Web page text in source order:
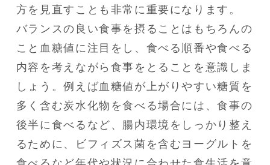
方を見直すことも非常に重要になります。
バランスの良い食事を摂ることはもちろんの
こと血糖値に注目をし、食べる順番や食べる
内容を考えながら食事をとることを意識しま
しょう。例えば血糖値が上がりやすい糖質を
多く含む炭水化物を食べる場合には、食事の
後半に食べるなど、腸内環境をしっかり整え
るために、ビフィズス菌を含むヨーグルトを